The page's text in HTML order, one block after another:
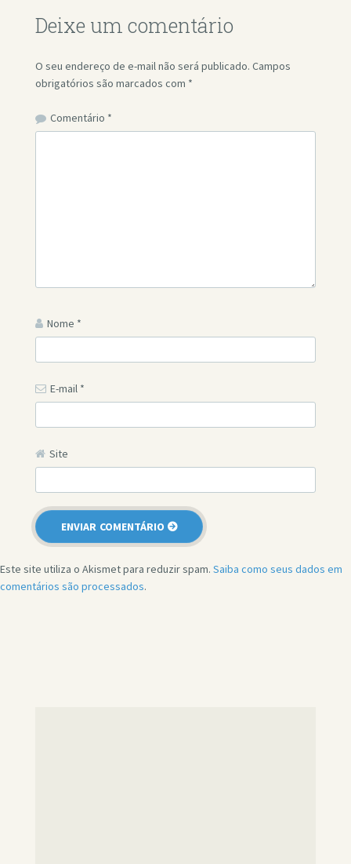
Deixe um comentário
O seu endereço de e-mail não será publicado. Campos
obrigatórios são marcados com *
Comentário *
Nome *
E-mail *
Site
Este site utiliza o Akismet para reduzir spam. Saiba como seus dados em
comentários são processados.